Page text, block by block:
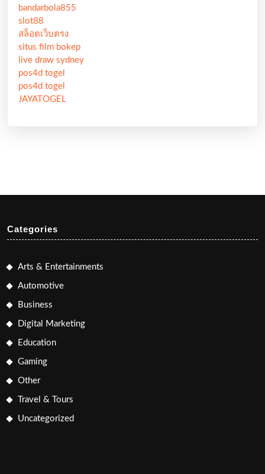
bandarbola855
slot88
สล็อตเว็บตรง
situs film bokep
live draw sydney
pos4d togel
pos4d togel
JAYATOGEL
Categories
Arts & Entertainments
Automotive
Business
Digital Marketing
Education
Gaming
Other
Travel & Tours
Uncategorized